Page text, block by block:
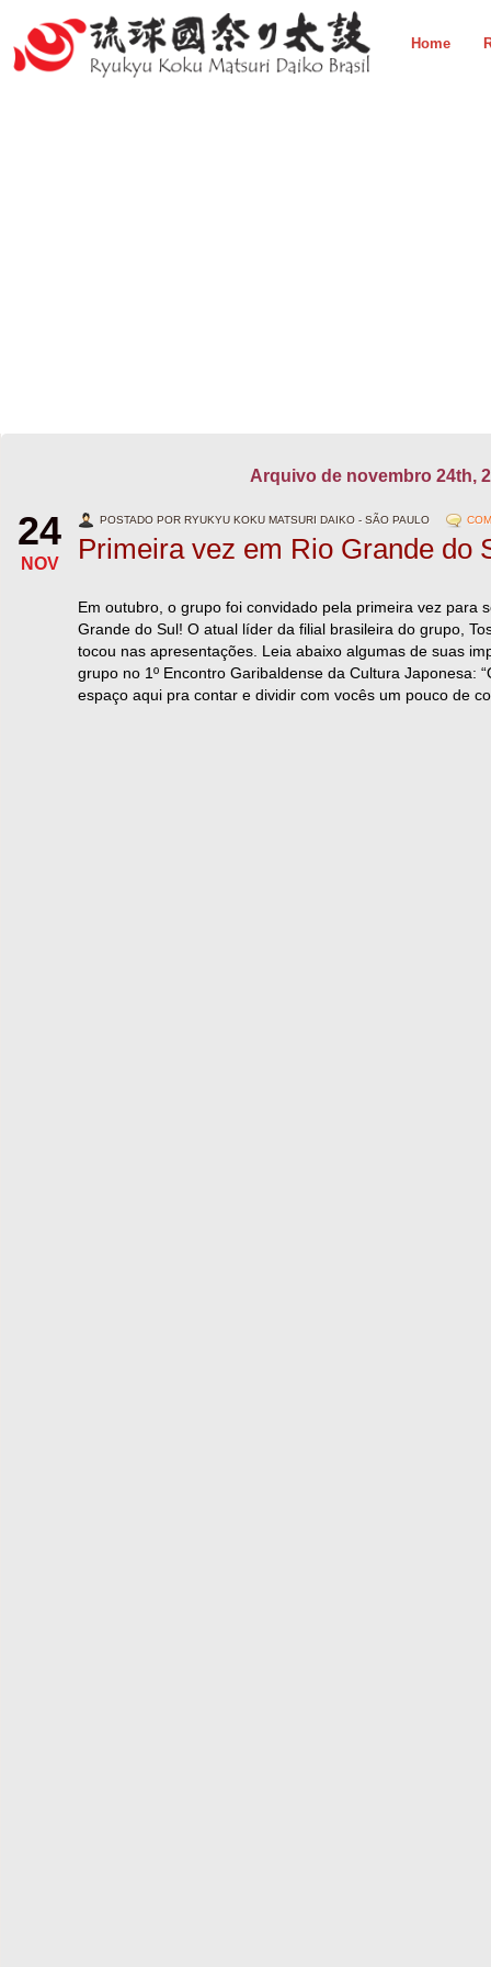
Home
Arquivo de novembro 24th,
24
NOV
POSTADO POR RYUKYU KOKU MATSURI DAIKO - SÃO PAULO
Primeira vez em Rio Grande do
Em outubro, o grupo foi convidado pela primeira vez para
Grande do Sul! O atual líder da filial brasileira do grupo,
tocou nas apresentações. Leia abaixo algumas de suas
grupo no 1º Encontro Garibaldense da Cultura Japonesa:
espaço aqui pra contar e dividir com vocês um pouco de